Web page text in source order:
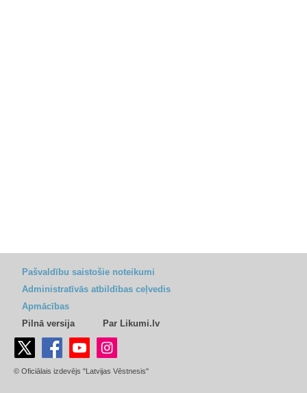
Pašvaldību saistošie noteikumi
Administratīvās atbildības ceļvedis
Apmācības
Pilnā versija
Par Likumi.lv
© Oficiālais izdevējs "Latvijas Vēstnesis"